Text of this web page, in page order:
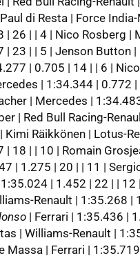
di Resta | Force
| 26 | | 4 | Nico Rosberg |
| 23 | | 5 | Jenson Button |
| 0.705 | 14 | | 6 |
| 1:34.344 | 0.772 |
| Mercedes |
| Red Bull Racing-
Kimi Räikkönen | Lotus-
| 18 | | 10 | Romain
| 1.275 | 20 | | 11 |
| 1.452 | 22 | | 12
Renault | 1:35.268 |
| Ferrari | 1:35.436 |
| Williams-Renault |
Massa | Ferrari |